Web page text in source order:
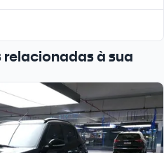
à sua